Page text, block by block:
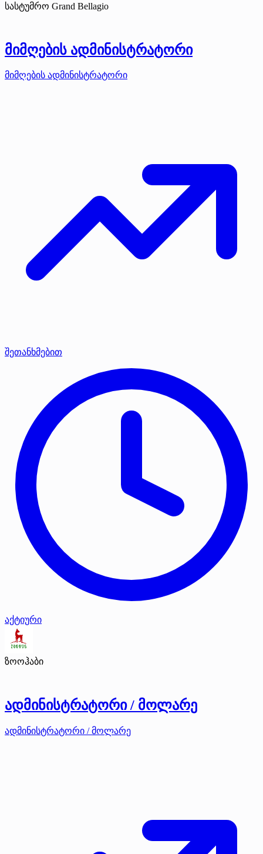
სასტუმრო Grand Bellagio
მიმღების ადმინისტრატორი
მიმღების ადმინისტრატორი
შეთანხმებით
აქტიური
ზოოჰაბი
ადმინისტრატორი / მოლარე
ადმინისტრატორი / მოლარე